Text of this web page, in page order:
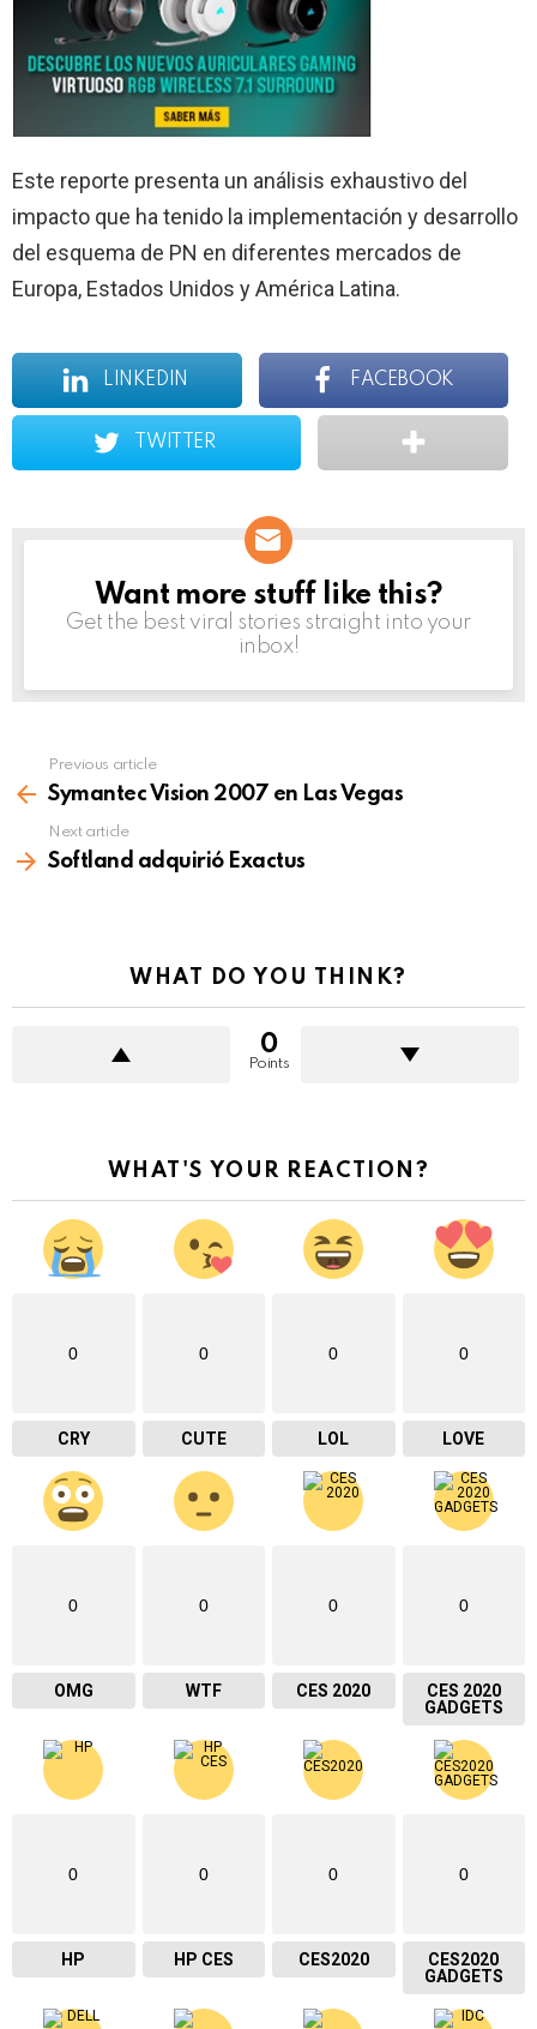
Este reporte presenta un análisis exhaustivo del
impacto que ha tenido la implementación y desarrollo
del esquema de PN en diferentes mercados de
Europa, Estados Unidos y América Latina.
LINKEDIN FACEBOOK
TWITTER
NEWSLETTER
Want more stuff like this?
Get the best viral stories straight into your
inbox!
more
Previous article
Symantec Vision 2007 en Las Vegas
Next article
Softland adquirió Exactus
WHAT DO YOU THINK?
0
Points
WHAT'S YOUR REACTION?
0
CRY
0
CUTE
0
LOL
0
LOVE
0
OMG
0
WTF
0
CES 2020
0
CES 2020
GADGETS
0
HP
0
HP CES
0
CES2020
0
CES2020
GADGETS